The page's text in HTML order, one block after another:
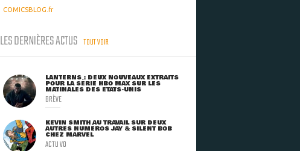
COMICSBLOG.fr
LES DERNIÈRES ACTUS TOUT VOIR
LANTERNS : DEUX NOUVEAUX EXTRAITS
POUR LA SÉRIE HBO MAX SUR LES
MATINALES DES ETATS-UNIS
BRÈVE
KEVIN SMITH AU TRAVAIL SUR DEUX
AUTRES NUMÉROS JAY & SILENT BOB
CHEZ MARVEL
ACTU VO